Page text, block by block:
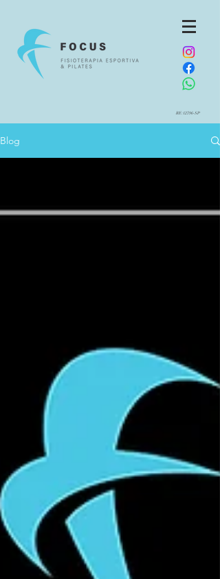
RE:12796-SP
Blog